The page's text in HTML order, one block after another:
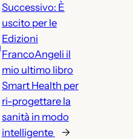
Successivo: È
uscito per le
Edizioni
FrancoAngeli il
mio ultimo libro
Smart Health per
ri-progettare la
sanità in modo
intelligente
→